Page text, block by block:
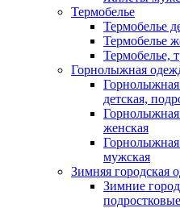
Термобелье
Термобелье
Термобелье
Термобелье,
Горнолыжная
Горнолыжная
детская,
Горнолыжная
женская
Горнолыжная
мужская
Зимняя городская
Зимние
подростковые